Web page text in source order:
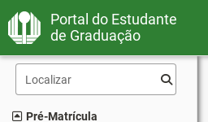
Portal do Estudante
de Graduação
Pré-Matrícula